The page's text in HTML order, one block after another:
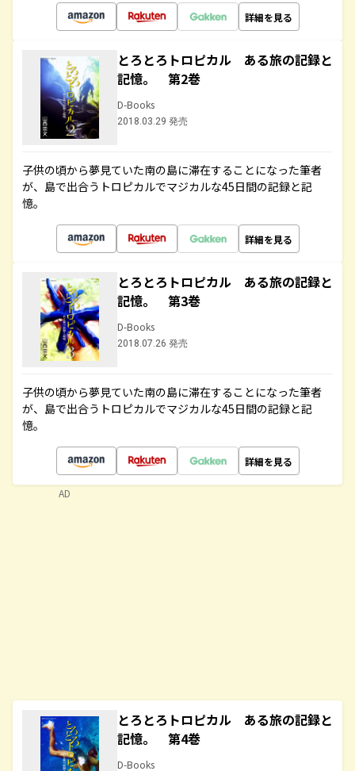
詳細を見る
とろとろトロピカル ある旅の記録と
記憶。 第2巻
D-Books
2018.03.29 発売
子供の頃から夢見ていた南の島に滞在することになった筆者
が、島で出合うトロピカルでマジカルな45日間の記録と記
憶。
詳細を見る
とろとろトロピカル ある旅の記録と
記憶。 第3巻
D-Books
2018.07.26 発売
子供の頃から夢見ていた南の島に滞在することになった筆者
が、島で出合うトロピカルでマジカルな45日間の記録と記
憶。
詳細を見る
とろとろトロピカル ある旅の記録と
記憶。 第4巻
D-Books
AD